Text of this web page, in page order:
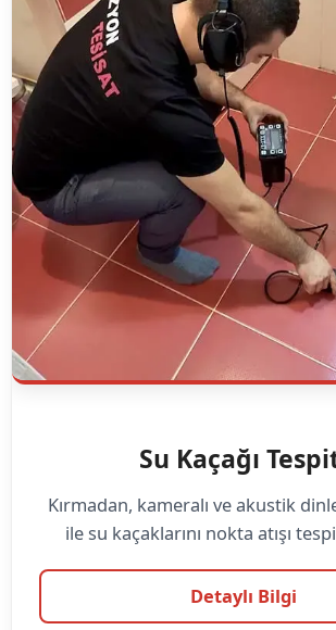
Su Kaçağı
Kırmadan, kameralı ve akustik
ile su kaçaklarını nokta atışı
Detaylı Bilgi